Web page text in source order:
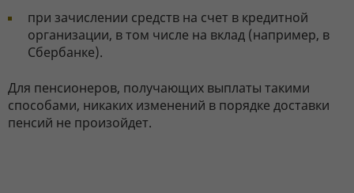
при зачислении средств на счет в кредитной
организации, в том числе на вклад (например, в
Сбербанке).
Для пенсионеров, получающих выплаты такими
способами, никаких изменений в порядке доставки
пенсий не произойдет.